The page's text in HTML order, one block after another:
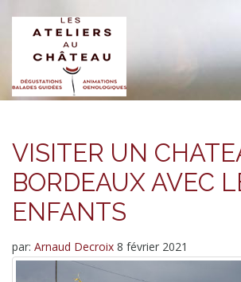
VISITER UN
BORDEAUX AVEC
ENFANTS
par: Arnaud Decroix 8 février 2021